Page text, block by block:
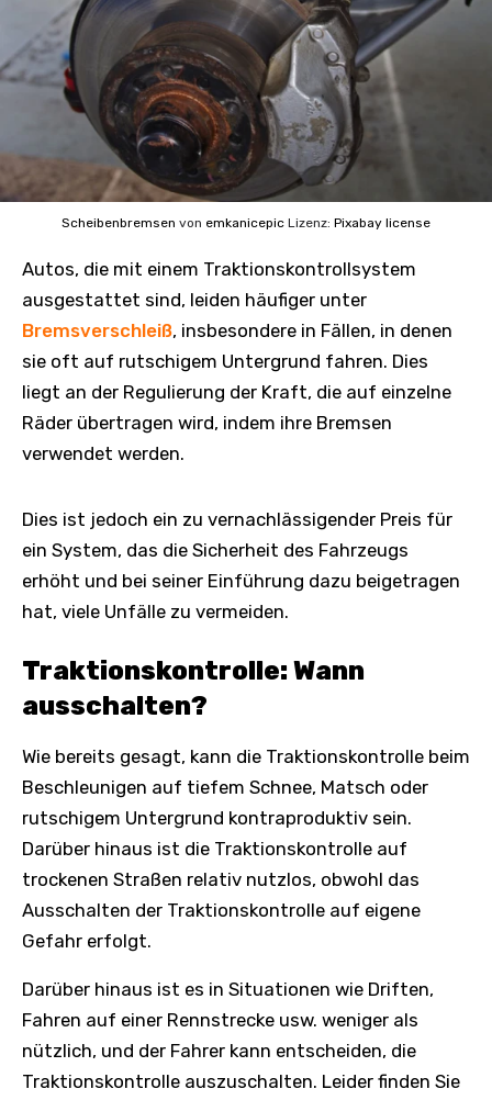
Scheibenbremsen von emkanicepic Lizenz: Pixabay license
Autos, die mit einem Traktionskontrollsystem
ausgestattet sind, leiden häufiger unter
Bremsverschleiß, insbesondere in Fällen, in denen
sie oft auf rutschigem Untergrund fahren. Dies
liegt an der Regulierung der Kraft, die auf einzelne
Räder übertragen wird, indem ihre Bremsen
verwendet werden.
Dies ist jedoch ein zu vernachlässigender Preis für
ein System, das die Sicherheit des Fahrzeugs
erhöht und bei seiner Einführung dazu beigetragen
hat, viele Unfälle zu vermeiden.
Traktionskontrolle: Wann
ausschalten?
Wie bereits gesagt, kann die Traktionskontrolle beim
Beschleunigen auf tiefem Schnee, Matsch oder
rutschigem Untergrund kontraproduktiv sein.
Darüber hinaus ist die Traktionskontrolle auf
trockenen Straßen relativ nutzlos, obwohl das
Ausschalten der Traktionskontrolle auf eigene
Gefahr erfolgt.
Darüber hinaus ist es in Situationen wie Driften,
Fahren auf einer Rennstrecke usw. weniger als
nützlich, und der Fahrer kann entscheiden, die
Traktionskontrolle auszuschalten. Leider finden Sie